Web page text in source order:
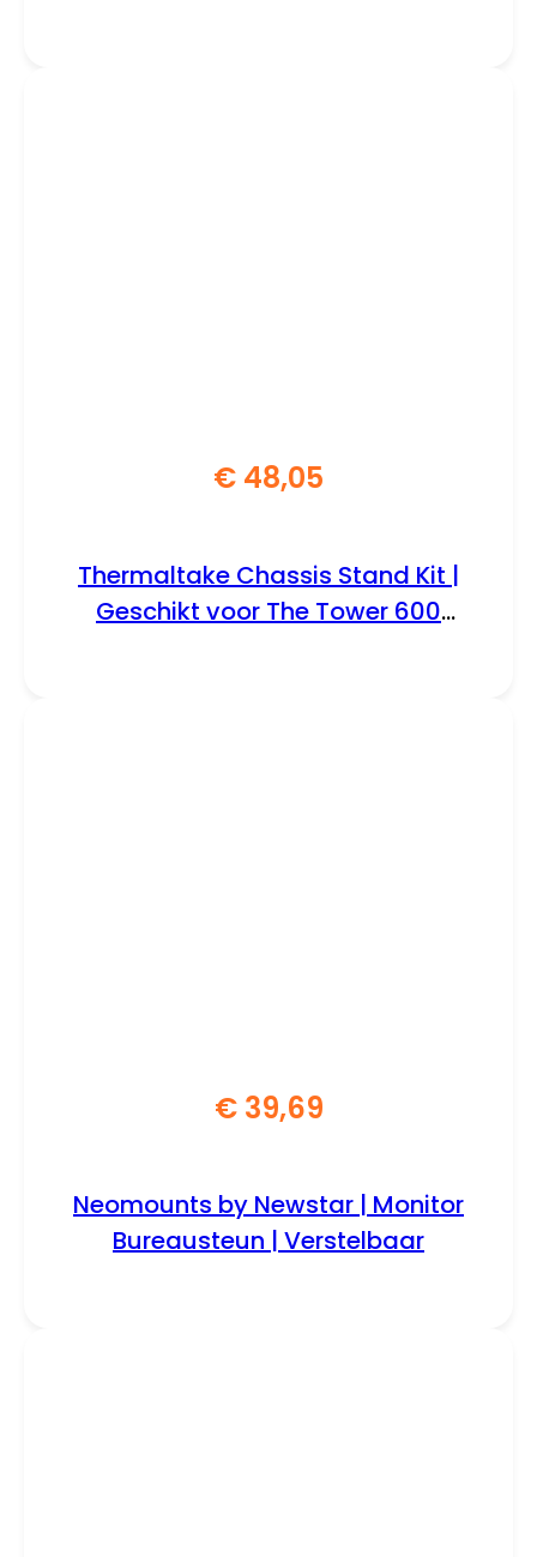
€ 48,05
Thermaltake Chassis Stand Kit |
Geschikt voor The Tower 600
€39,69
Neomounts by Newstar | Monitor
Bureausteun | Verstelbaar